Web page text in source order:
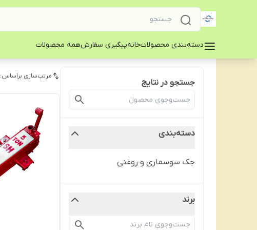
دسته‌بندی محصولاتخانهپیگیری سفارشهمه محصولات
جستجو در نتایج
دسته‌بندی
جک سوسماری و روغنی
برند
مرتب‌سازی براساس: